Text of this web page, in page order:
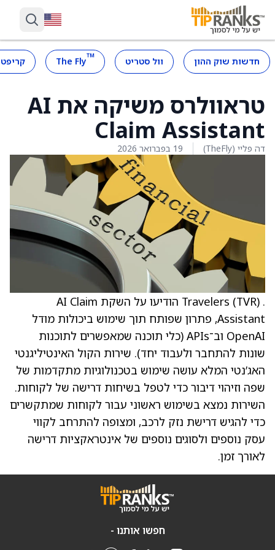
חדשות שוק ההון וול סטריט ™
The Fly
טראוולרס משיקה את AI
Claim Assistant
דה פליי (TheFly) 19 בפברואר 2026
. (TVR) Travelers הודיעו על השקת AI Claim
Assistant, פתרון שפותח תוך שימוש ביכולות מודל
OpenAI וב־APIs (כלי תוכנה שמאפשרים לתוכנות
שונות להתחבר ולעבוד יחד). שירות הקול האינטיליגנטי
האג’נטי המלא עושה שימוש בטכנולוגיות מתקדמות של
שפה וזיהוי דיבור כדי לטפל בשיחות דרישה של לקוחות.
השירות נמצא בשימוש ראשוני עבור לקוחות שמתקשרים
כדי להגיש דרישת נזק לרכב, ומצופה להתרחב לקווי
עסק נוספים ולסוגים נוספים של אינטראקציות דרישה
לאורך זמן.
חפשו אותנו -